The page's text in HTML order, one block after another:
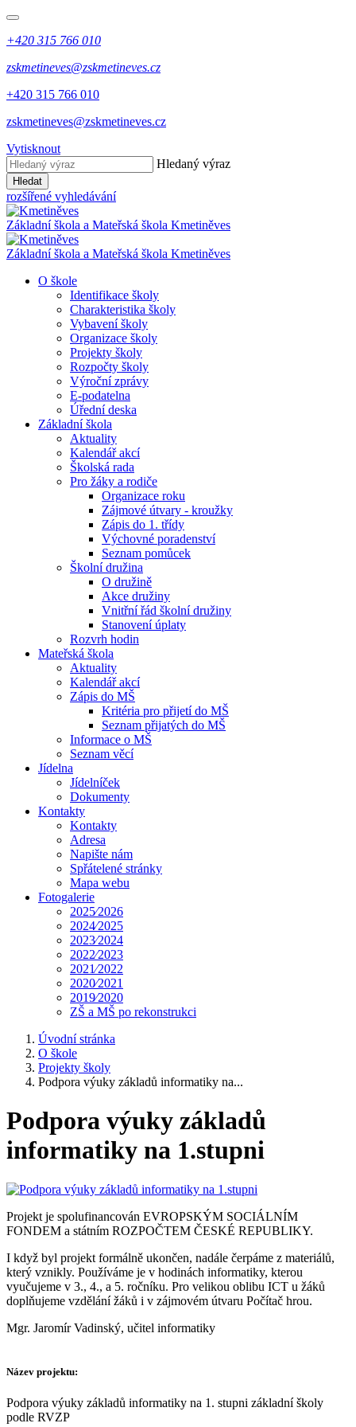
+420 315 766 010
zskmetineves@zskmetineves.cz
+420 315 766 010
zskmetineves@zskmetineves.cz
Vytisknout
Hledaný výraz
Hledat
rozšířené vyhledávání
Základní škola a Mateřská škola Kmetiněves
Základní škola a Mateřská škola Kmetiněves
O škole
Identifikace školy
Charakteristika školy
Vybavení školy
Organizace školy
Projekty školy
Rozpočty školy
Výroční zprávy
E-podatelna
Úřední deska
Základní škola
Aktuality
Kalendář akcí
Školská rada
Pro žáky a rodiče
Organizace roku
Zájmové útvary - kroužky
Zápis do 1. třídy
Výchovné poradenství
Seznam pomůcek
Školní družina
O družině
Akce družiny
Vnitřní řád školní družiny
Stanovení úplaty
Rozvrh hodin
Mateřská škola
Aktuality
Kalendář akcí
Zápis do MŠ
Kritéria pro přijetí do MŠ
Seznam přijatých do MŠ
Informace o MŠ
Seznam věcí
Jídelna
Jídelníček
Dokumenty
Kontakty
Kontakty
Adresa
Napište nám
Spřátelené stránky
Mapa webu
Fotogalerie
2025⁄2026
2024⁄2025
2023⁄2024
2022⁄2023
2021⁄2022
2020⁄2021
2019⁄2020
ZŠ a MŠ po rekonstrukci
Úvodní stránka
O škole
Projekty školy
Podpora výuky základů informatiky na...
Podpora výuky základů
informatiky na 1.stupni
Projekt je spolufinancován EVROPSKÝM SOCIÁLNÍM
FONDEM a státním ROZPOČTEM ČESKÉ REPUBLIKY.
I když byl projekt formálně ukončen, nadále čerpáme z materiálů,
který vznikly. Používáme je v hodinách informatiky, kterou
vyučujeme v 3., 4., a 5. ročníku. Pro velikou oblibu ICT u žáků
doplňujeme vzdělání žáků i v zájmovém útvaru Počítač hrou.
Mgr. Jaromír Vadinský, učitel informatiky
Název projektu:
Podpora výuky základů informatiky na 1. stupni základní školy
podle RVZP